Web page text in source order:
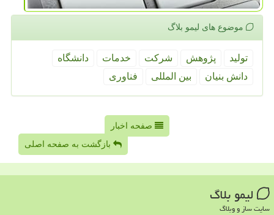
موضوع های لیمو بلاگ
تولید پژوهش شركت خدمات
دانشگاه
دانش بنیان
بین المللی فناوری
صفحه اخبار
بازگشت به صفحه اصلی
لیمو بلاگ
سایت ساز و وبلاگ